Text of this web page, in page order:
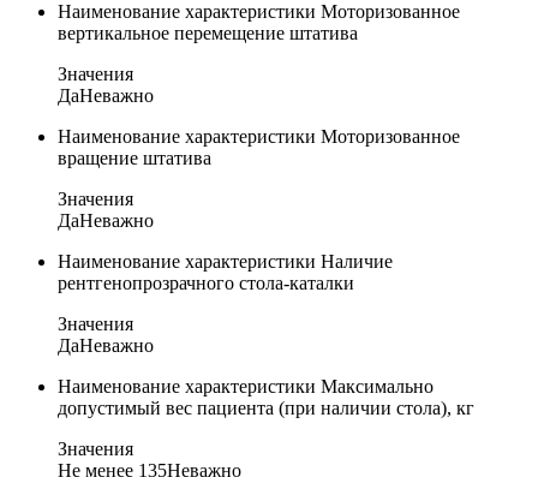
Наименование характеристики Моторизованное
вертикальное перемещение штатива
Значения
ДаНеважно
Наименование характеристики Моторизованное
вращение штатива
Значения
ДаНеважно
Наименование характеристики Наличие
рентгенопрозрачного стола-каталки
Значения
ДаНеважно
Наименование характеристики Максимально
допустимый вес пациента (при наличии стола), кг
Значения
Не менее 135Неважно